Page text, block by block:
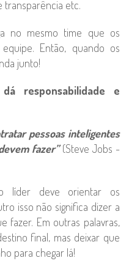
transparência etc.
no mesmo time que os
Então, quando os
junto!
dá responsabilidade e
pessoas inteligentes
fazer”(Steve Jobs -
líder deve orientar os
isso não significa dizer a
fazer. Em outras palavras,
final, mas deixar que
para chegar lá!